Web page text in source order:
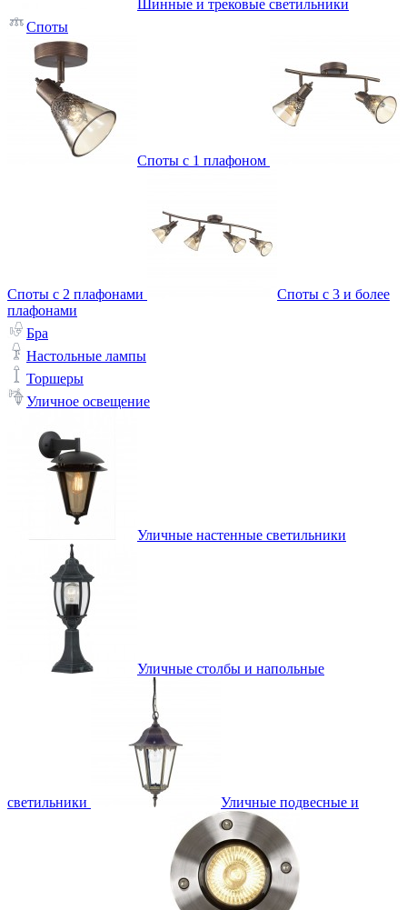
Шинные и трековые светильники
Споты
Споты с 1 плафоном
Споты с 2 плафонами
Споты с 3 и более
плафонами
Бра
Настольные лампы
Торшеры
Уличное освещение
Уличные настенные светильники
Уличные столбы и напольные
светильники Уличные подвесные и